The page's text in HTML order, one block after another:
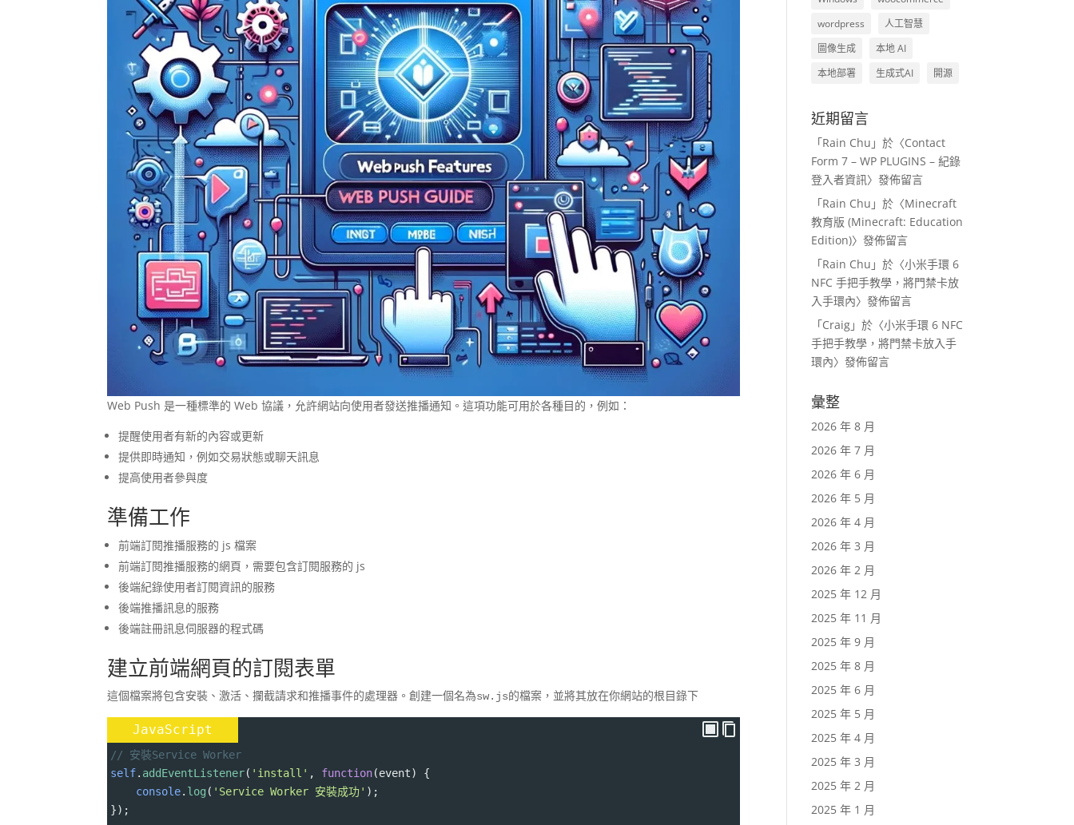
Web Push 是一種標準的 Web 協議，允許網站向使用者發送推播通知。這項功能可用於各種目的，例如：
提醒使用者有新的內容或更新
提供即時通知，例如交易狀態或聊天訊息
提高使用者參與度
準備工作
前端訂閱推播服務的 js 檔案
前端訂閱推播服務的網頁，需要包含訂閱服務的 js
後端紀錄使用者訂閱資訊的服務
後端推播訊息的服務
後端註冊訊息伺服器的程式碼
建立前端網頁的訂閱表單
這個檔案將包含安裝、激活、攔截請求和推播事件的處理器。創建一個名為sw.js的檔案，並將其放在你網站的根目錄下
JavaScript
// 安裝Service Worker
self. addEventListener( 'install' , function(event) {
console. log ( 'Service Worker 安裝成功' );
});
wordpress
人工智慧
圖像生成
本地 AI
本地部署
生成式AI 開源
近期留言
「Rain Chu 」於〈Contact
Form 7 – WP PLUGINS – 紀錄
登入者資訊〉發佈留言
「Rain Chu 」於〈Minecraft
教育版 (Minecraft: Education
Edition)〉發佈留言
「Rain Chu 」於〈小米手環 6
NFC 手把手教學，將門禁卡放
入手環內〉發佈留言
「Craig 」於〈小米手環 6 NFC
手把手教學，將門禁卡放入手
環內〉發佈留言
彙整
2026 年 8 月
2026 年 7 月
2026 年 6 月
2026 年 5 月
2026 年 4 月
2026 年 3 月
2026 年 2 月
2025 年 12 月
2025 年 11 月
2025 年 9 月
2025 年 8 月
2025 年 6 月
2025 年 5 月
2025 年 4 月
2025 年 3 月
2025 年 2 月
2025 年 1 月